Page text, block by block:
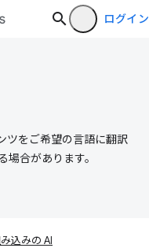
ログイン
ツをご希望の言語に翻訳
場合があります。
込みの AI